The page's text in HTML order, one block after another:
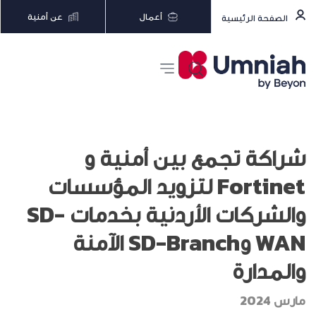
الصفحة الرئيسية أعمال عن أمنية
شراكة تجمع بين أمنية و
Fortinet لتزويد المؤسسات
والشركات الأردنية بخدمات SD-
WAN وSD-Branch الآمنة
والمدارة
مارس 2024